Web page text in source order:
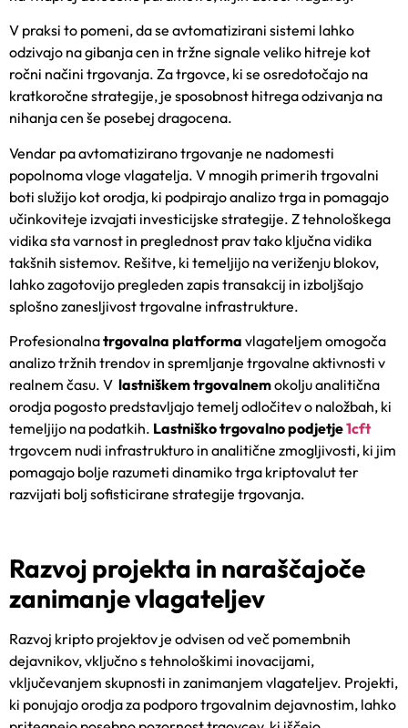
V praksi to pomeni, da se avtomatizirani sistemi lahko
odzivajo na gibanja cen in tržne signale veliko hitreje kot
ročni načini trgovanja. Za trgovce, ki se osredotočajo na
kratkoročne strategije, je sposobnost hitrega odzivanja na
nihanja cen še posebej dragocena.
Vendar pa avtomatizirano trgovanje ne nadomesti
popolnoma vloge vlagatelja. V mnogih primerih trgovalni
boti služijo kot orodja, ki podpirajo analizo trga in pomagajo
učinkoviteje izvajati investicijske strategije. Z tehnološkega
vidika sta varnost in preglednost prav tako ključna vidika
takšnih sistemov. Rešitve, ki temeljijo na veriženju blokov,
lahko zagotovijo pregleden zapis transakcij in izboljšajo
splošno zanesljivost trgovalne infrastrukture.
Profesionalnatrgovalna platforma vlagateljem omogoča
analizo tržnih trendov in spremljanje trgovalne aktivnosti v
realnem času. V lastniškem trgovalnemokolju analitična
orodja pogosto predstavljajo temelj odločitev o naložbah, ki
temeljijo na podatkih. Lastniško trgovalno podjetje1cft
trgovcem nudi infrastrukturo in analitične zmogljivosti, ki jim
pomagajo bolje razumeti dinamiko trga kriptovalut ter
razvijati bolj sofisticirane strategije trgovanja.
Razvoj projekta in naraščajoče
zanimanje vlagateljev
Razvoj kripto projektov je odvisen od več pomembnih
dejavnikov, vključno s tehnološkimi inovacijami,
vključevanjem skupnosti in zanimanjem vlagateljev. Projekti,
ki ponujajo orodja za podporo trgovalnim dejavnostim, lahko